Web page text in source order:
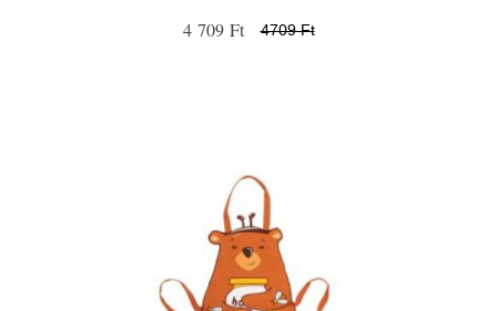
4 709 Ft 4709 Ft